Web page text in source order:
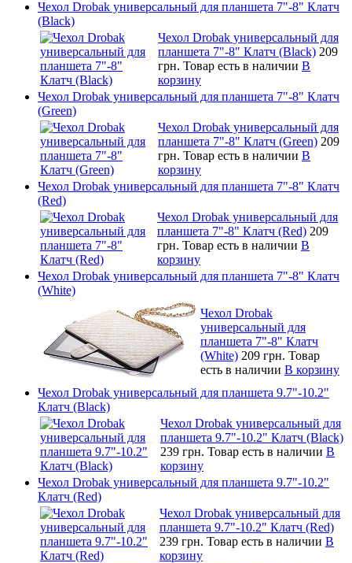
Чехол Drobak универсальный для планшета 7"-8" Клатч
(Black)
Чехол Drobak универсальный для
планшета 7"-8" Клатч (Black) 209
грн. Товар есть в наличии В
корзину
Чехол Drobak универсальный для планшета 7"-8" Клатч
(Green)
Чехол Drobak универсальный для
планшета 7"-8" Клатч (Green) 209
грн. Товар есть в наличии В
корзину
Чехол Drobak универсальный для планшета 7"-8" Клатч
(Red)
Чехол Drobak универсальный для
планшета 7"-8" Клатч (Red) 209
грн. Товар есть в наличии В
корзину
Чехол Drobak универсальный для планшета 7"-8" Клатч
(White)
Чехол Drobak
универсальный для
планшета 7"-8" Клатч
(White) 209 грн. Товар
есть в наличии В корзину
Чехол Drobak универсальный для планшета 9.7"-10.2"
Клатч (Black)
Чехол Drobak универсальный для
планшета 9.7"-10.2" Клатч (Black)
239 грн. Товар есть в наличии В
корзину
Чехол Drobak универсальный для планшета 9.7"-10.2"
Клатч (Red)
Чехол Drobak универсальный для
планшета 9.7"-10.2" Клатч (Red)
239 грн. Товар есть в наличии В
корзину